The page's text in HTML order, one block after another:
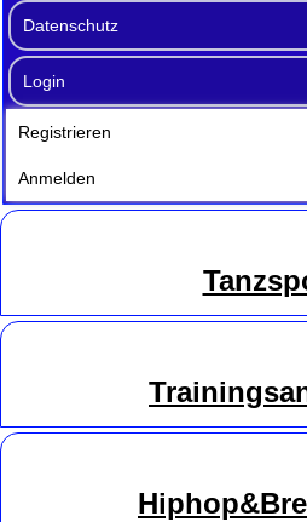
Datenschutz
Login
Registrieren
Anmelden